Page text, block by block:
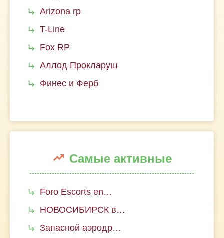
Arizona rp
T-Line
Fox RP
Аллод Прокларуш
Финес и Ферб
Самые активные
Foro Escorts en…
НОВОСИБИРСК в…
Запасной аэродр…